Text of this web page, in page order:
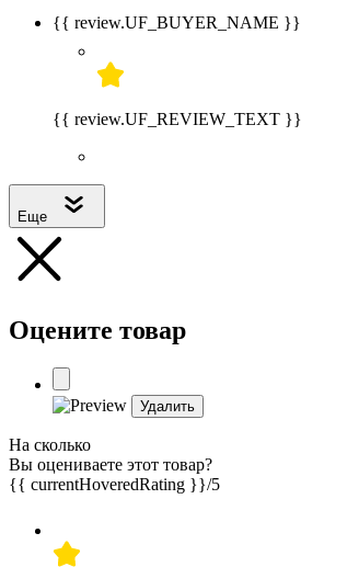
{{ review.UF_BUYER_NAME }}
{{ review.UF_REVIEW_TEXT }}
Еще
Оцените товар
Удалить
На сколько
Вы оцениваете этот товар?
{{ currentHoveredRating }}/5